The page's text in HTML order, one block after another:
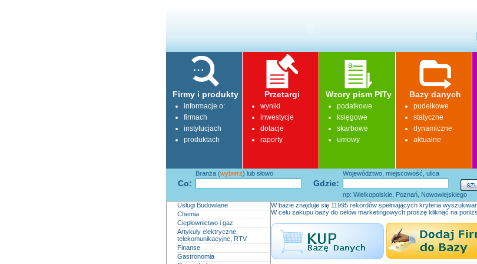
Firmy i produkty
informacje o:
firmach
instytucjach
produktach
Przetargi
wyniki
inwestycje
dotacje
raporty
Wzory pism PITy
podatkowe
księgowe
skarbowe
umowy
Bazy danych
pudełkowe
statyczne
dynamiczne
aktualne
Co: Gdzie:
Branża (wybierz) lub słowo Województwo, miejscowość, ulica
np: Wielkopolskie, Poznań, Nowowiejskiego
Usługi Budowlane
Chemia
Ciepłownictwo i gaz
Artykuły elektryczne,
telekomunikacyjne, RTV
Finanse
Gastronomia
W bazie znajduje się 11995 rekordów spełniających kryteria
W celu zakupu bazy do celów marketingowych proszę kliknąć na